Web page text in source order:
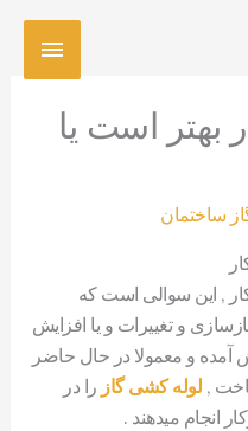
بهتر است یا
ساختمان
, این سوالی است که
و تغییرات و یا افزایش
آمده و معمولا در حال حاضر
, لوله کشی گاز را در
انجام میدهند .